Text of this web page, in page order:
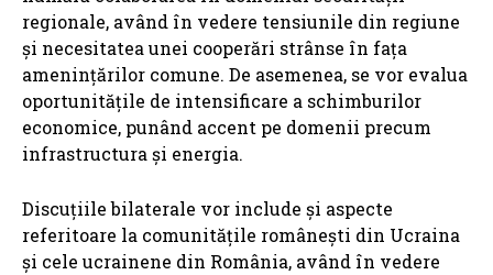
regionale, având în vedere tensiunile din regiune
și necesitatea unei cooperări strânse în fața
amenințărilor comune. De asemenea, se vor evalua
oportunitățile de intensificare a schimburilor
economice, punând accent pe domenii precum
infrastructura și energia.
Discuțiile bilaterale vor include și aspecte
referitoare la comunitățile românești din Ucraina
și cele ucrainene din România, având în vedere